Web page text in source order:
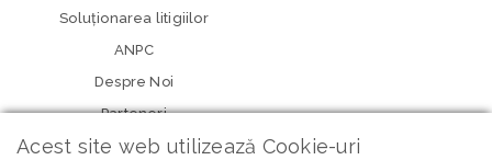
Soluționarea litigiilor
ANPC
Despre Noi
Parteneri
Acest site web utilizează Cookie-uri